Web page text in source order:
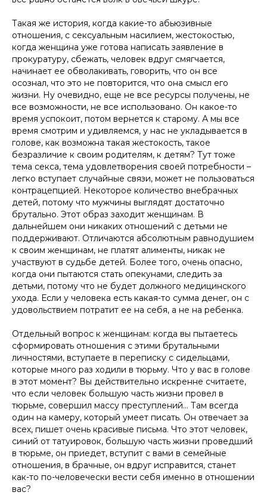
Такая же история, когда какие-то абьюзивные
отношения, с сексуальным насилием, жестокостью,
когда женщина уже готова написать заявление в
прокуратуру, сбежать, человек вдруг смягчается,
начинает ее обволакивать, говорить, что он все
осознал, что это не повторится, что она смысл его
жизни. Ну очевидно, еще не все ресурсы получены, не
все возможности, не все использовано. Он какое-то
время успокоит, потом вернется к старому. А мы все
время смотрим и удивляемся, у нас не укладывается в
голове, как возможна такая жестокость, такое
безразличие к своим родителям, к детям? Тут тоже
тема секса, тема удовлетворения своей потребности –
легко вступает случайные связи, может не пользоваться
контрацепцией. Некоторое количество внебрачных
детей, потому что мужчины выглядят достаточно
брутально. Этот образ заходит женщинам. В
дальнейшем они никаких отношений с детьми не
поддерживают. Отличаются абсолютным равнодушием
к своим женщинам, не платят алименты, никак не
участвуют в судьбе детей. Более того, очень опасно,
когда они пытаются стать опекунами, следить за
детьми, потому что не будет должного медицинского
ухода. Если у человека есть какая-то сумма денег, он с
удовольствием потратит ее на себя, а не на ребенка.
Отдельный вопрос к женщинам: когда вы пытаетесь
сформировать отношения с этими брутальными
личностями, вступаете в переписку с сидельцами,
которые много раз ходили в тюрьму. Что у вас в голове
в этот момент? Вы действительно искренне считаете,
что если человек большую часть жизни провел в
тюрьме, совершил массу преступлений… Там всегда
один на камеру, который умеет писать. Он отвечает за
всех, пишет очень красивые письма. Что этот человек,
синий от татуировок, большую часть жизни проведший
в тюрьме, он приедет, вступит с вами в семейные
отношения, в брачные, он вдруг исправится, станет
как-то по-человечески вести себя именно в отношении
вас?